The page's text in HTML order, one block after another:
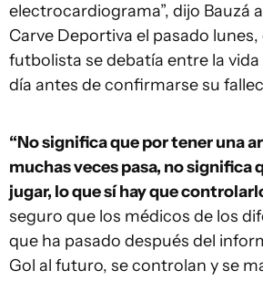
electrocardiograma”, dijo Bauzá
Carve Deportiva el pasado
futbolista se debatía entre la
día antes de confirmarse su
“No significa que por tener una
muchas veces pasa, no significa
jugar, lo que sí hay que
seguro que los médicos de los
que ha pasado después del
Gol al futuro, se controlan y se